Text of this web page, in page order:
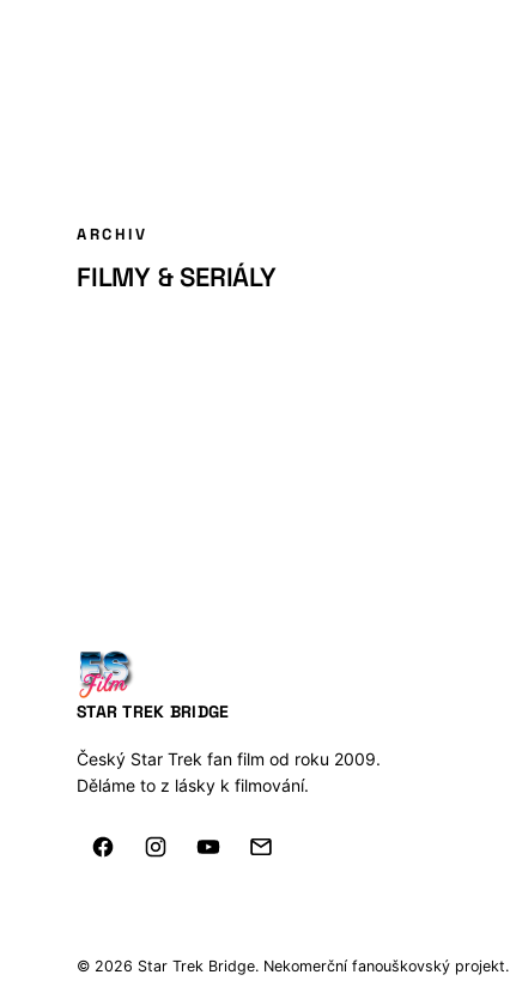
ARCHIV
FILMY & SERIÁLY
STAR TREK BRIDGE
Český Star Trek fan film od roku 2009.
Děláme to z lásky k filmování.
© 2026 Star Trek Bridge. Nekomerční fanouškovský projekt.